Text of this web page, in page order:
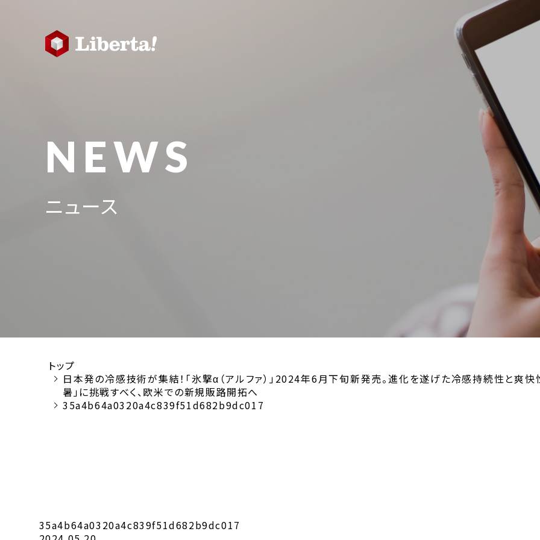
NEWS
ニュース
トップ
日本発の冷感技術が集結！「氷撃α（アルファ）」2024年6月下旬新発売。進化を遂げた冷感持続性と爽
暑」に挑戦すべく、欧米での新規販路開拓へ
35a4b64a0320a4c839f51d682b9dc017
35a4b64a0320a4c839f51d682b9dc017